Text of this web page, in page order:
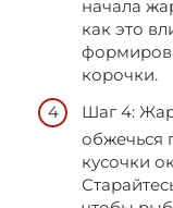
начала
как это
корочки.
Шаг 4:
обжечься
кусочки